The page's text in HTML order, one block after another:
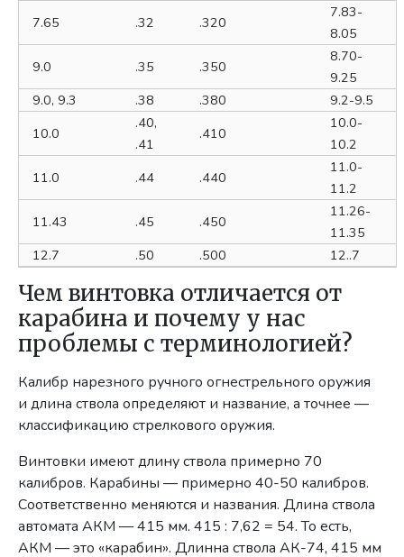
7.65
.32 .320
7.83-
8.05
9.0
.35 .350
8.70-
9.25
9.0, 9.3
.38 .380
9.2-9.5
10.0
.40,
.41
.410
10.0-
10.2
11.0
.44 .440
11.0-
11.2
11.43
.45 .450
11.26-
11.35
12.7
.50 .500 12..7
Чем винтовка отличается от
карабина и почему у нас
проблемы с терминологией?
Калибр нарезного ручного огнестрельного оружия
и длина ствола определяют и название, а точнее —
классификацию стрелкового оружия.
Винтовки имеют длину ствола примерно 70
калибров. Карабины — примерно 40-50 калибров.
Соответственно меняются и названия. Длина ствола
автомата АКМ — 415 мм. 415 : 7,62 = 54. То есть,
АКМ — это «карабин». Длинна ствола АК-74, 415 мм